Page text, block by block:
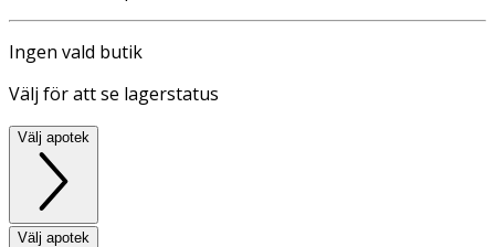
Ingen vald butik
Välj för att se lagerstatus
Välj apotek
Välj apotek